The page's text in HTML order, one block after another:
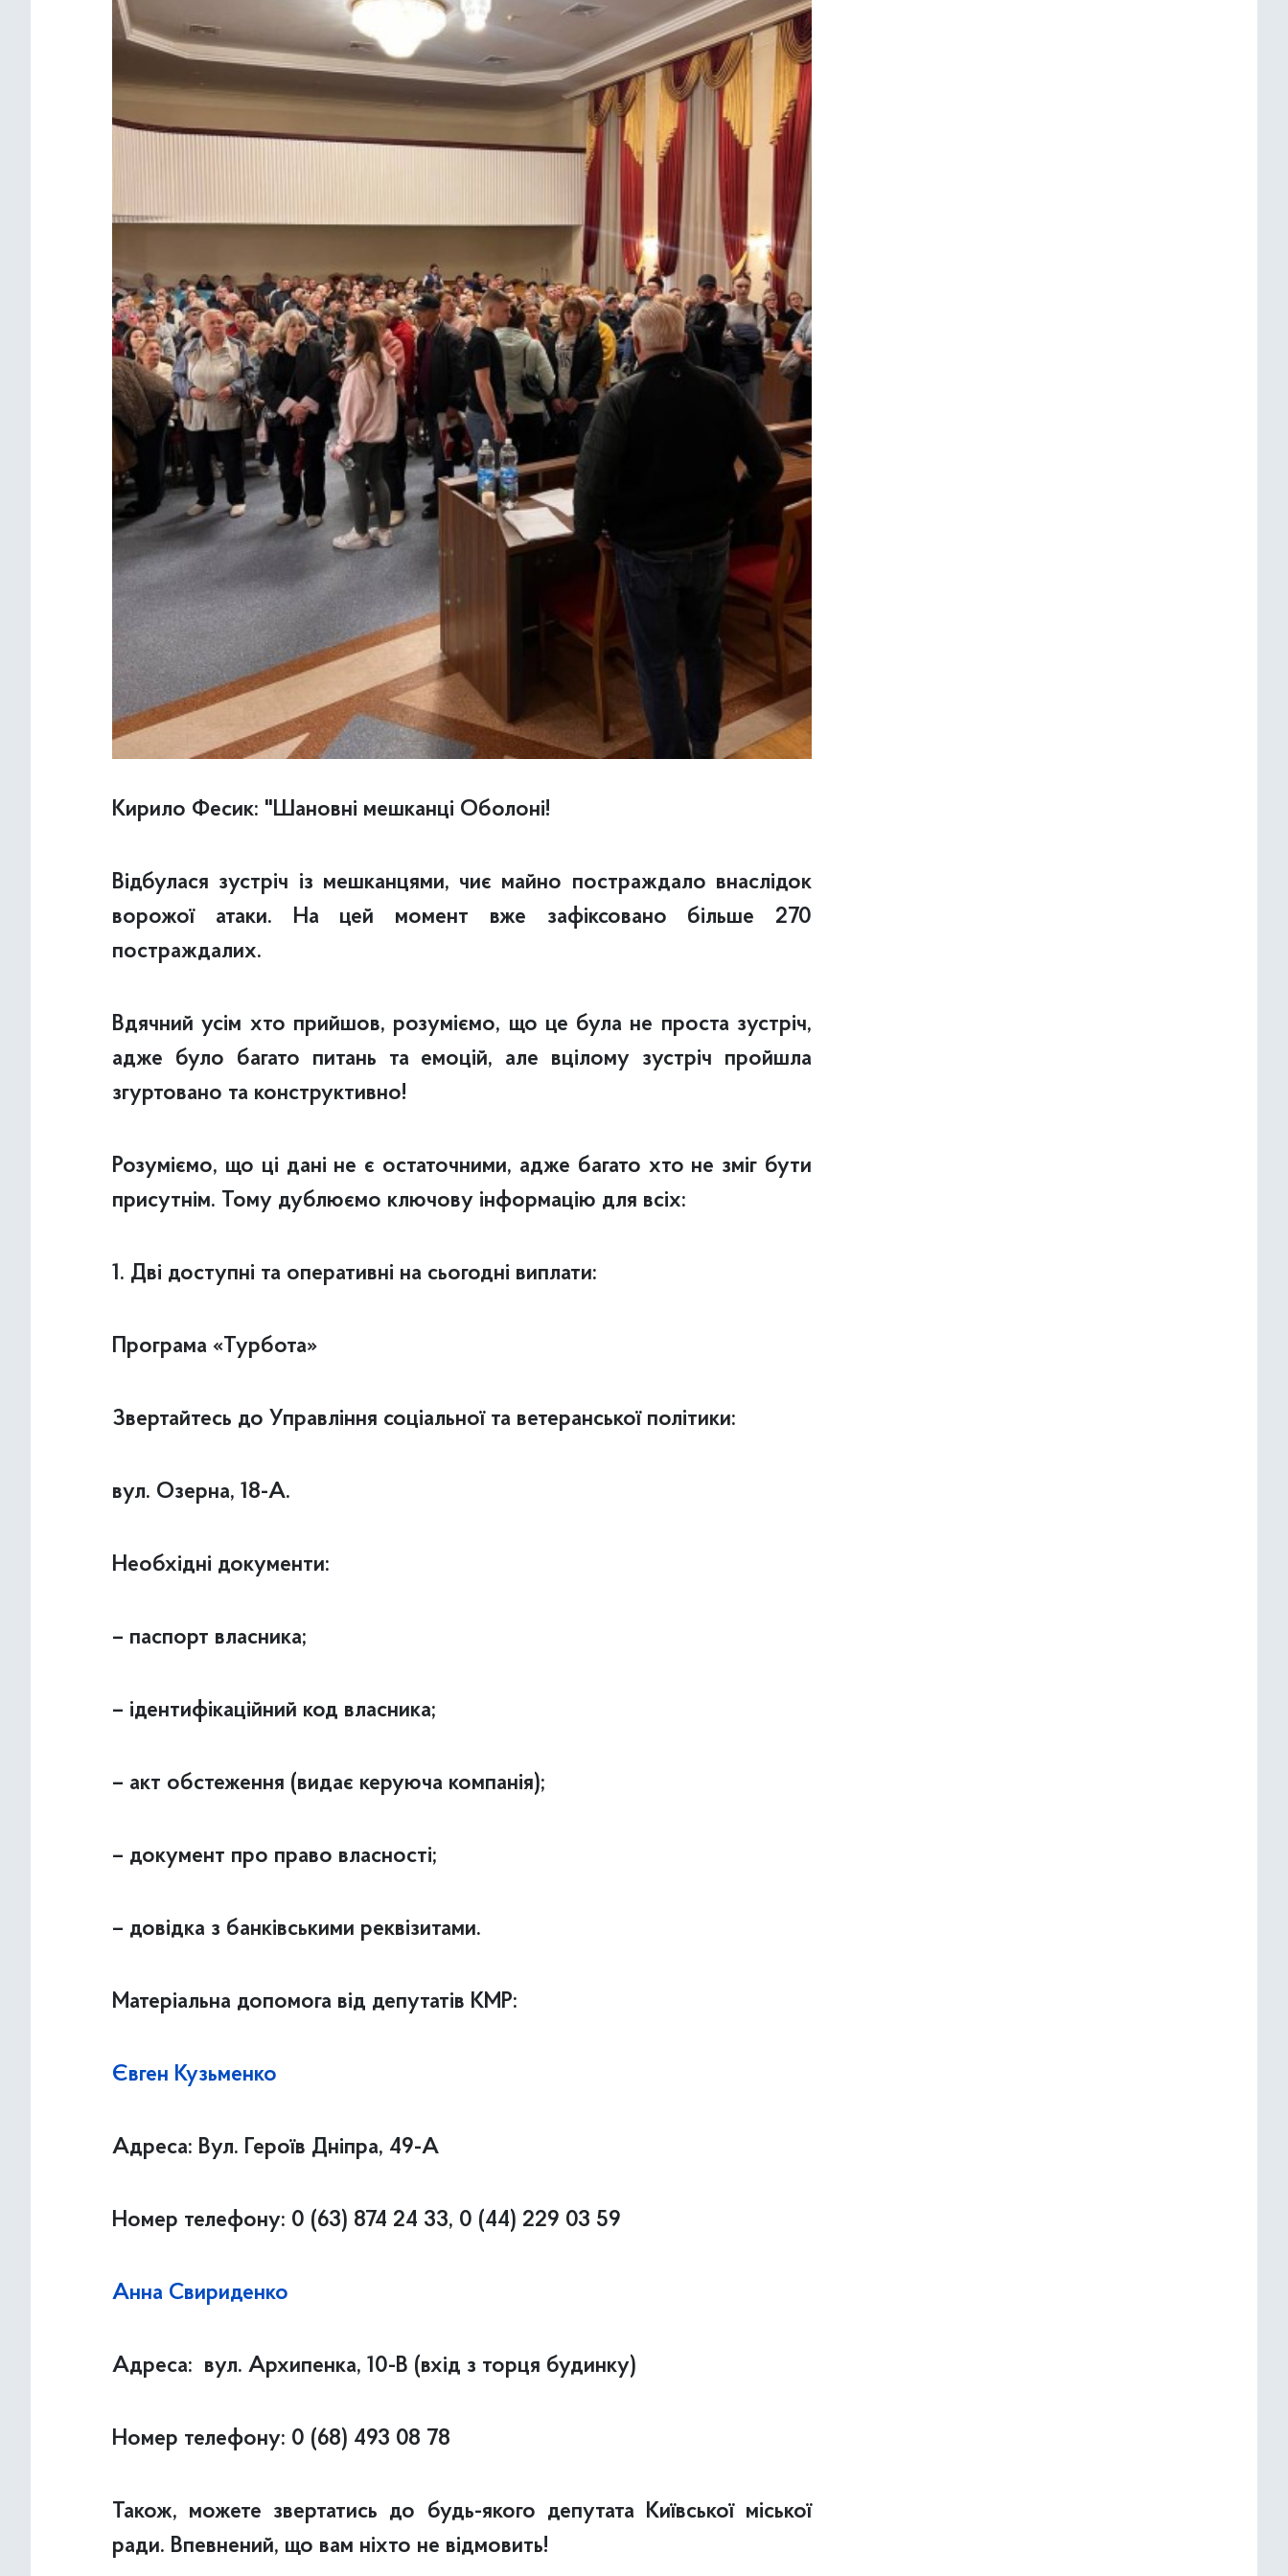
Кирило Фесик: "Шановні мешканці Оболоні!
Відбулася зустріч із мешканцями, чиє майно постраждало внаслідок
ворожої атаки. На цей момент вже зафіксовано більше 270
постраждалих.
Вдячний усім хто прийшов, розуміємо, що це була не проста зустріч,
адже було багато питань та емоцій, але вцілому зустріч пройшла
згуртовано та конструктивно!
Розуміємо, що ці дані не є остаточними, адже багато хто не зміг бути
присутнім. Тому дублюємо ключову інформацію для всіх:
1. Дві доступні та оперативні на сьогодні виплати:
Програма «Турбота»
Звертайтесь до Управління соціальної та ветеранської політики:
вул. Озерна, 18-А.
Необхідні документи:
– паспорт власника;
– ідентифікаційний код власника;
– акт обстеження (видає керуюча компанія);
– документ про право власності;
– довідка з банківськими реквізитами.
Матеріальна допомога від депутатів КМР:
Євген Кузьменко
Адреса: Вул. Героїв Дніпра, 49-А
Номер телефону: 0 (63) 874 24 33, 0 (44) 229 03 59
Анна Свириденко
Адреса: вул. Архипенка, 10-В (вхід з торця будинку)
Номер телефону: 0 (68) 493 08 78
Також, можете звертатись до будь-якого депутата Київської міської
ради. Впевнений, що вам ніхто не відмовить!